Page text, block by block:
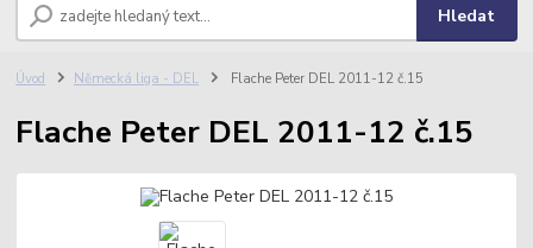
Hledat
Úvod Německá liga - DEL Flache Peter DEL 2011-12 č.15
Flache Peter DEL 2011-12 č.15